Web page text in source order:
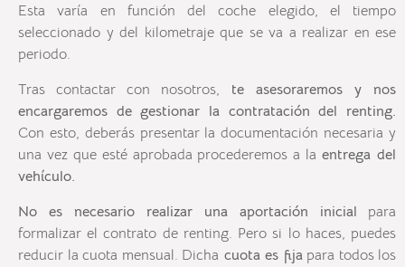
Esta varía en función del coche elegido, el tiempo
seleccionado y del kilometraje que se va a realizar en ese
periodo.
Tras contactar con nosotros, te asesoraremos y nos
encargaremos de gestionar la contratación del renting.
Con esto, deberás presentar la documentación necesaria y
una vez que esté aprobada procederemos a laentrega del
vehículo.
No es necesario realizar una aportación inicial para
formalizar el contrato de renting. Pero si lo haces, puedes
reducir la cuota mensual. Dicha cuota es fijapara todos los